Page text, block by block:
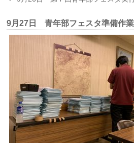
9月27日 青年部フェスタ準備作業